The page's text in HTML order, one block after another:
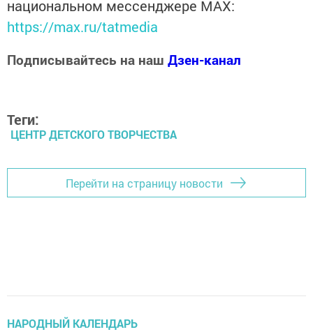
национальном мессенджере MАХ:
https://max.ru/tatmedia
Подписывайтесь на наш Дзен-канал
Теги:
ЦЕНТР ДЕТСКОГО ТВОРЧЕСТВА
Перейти на страницу новости
НАРОДНЫЙ КАЛЕНДАРЬ